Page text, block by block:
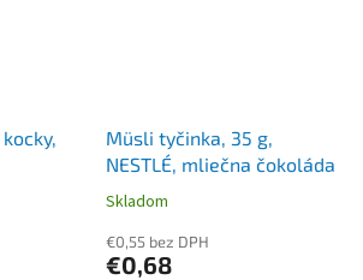
Müsli tyčinka, 35 g,
NESTLÉ, mliečna čokoláda
Skladom
€0,55 bez DPH
€0,68